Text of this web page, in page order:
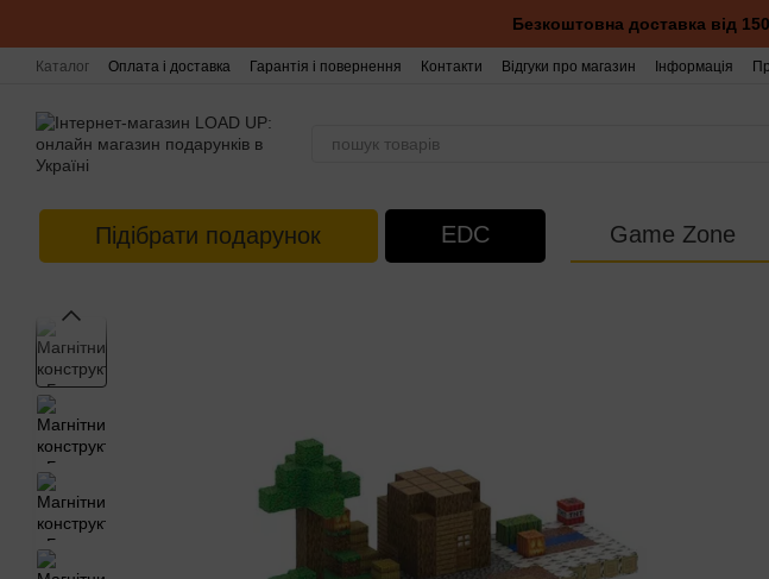
Безкоштовна доставка від
Каталог Оплата і доставка Гарантія і повернення Контакти Відгуки про магазин Інформація
Підібрати подарунок EDC Game Zone